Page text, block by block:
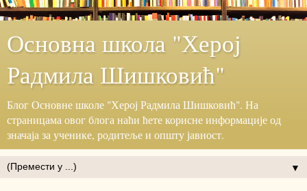
Основна школа "Херој
Радмила Шишковић"
Блог ‎Основне школе "Херој ‎Радмила Шишковић".‎ На
страницама овог блога наћи ћете корисне информације ‎од
значаја за ученике, родитеље и општу јавност.‎
▼